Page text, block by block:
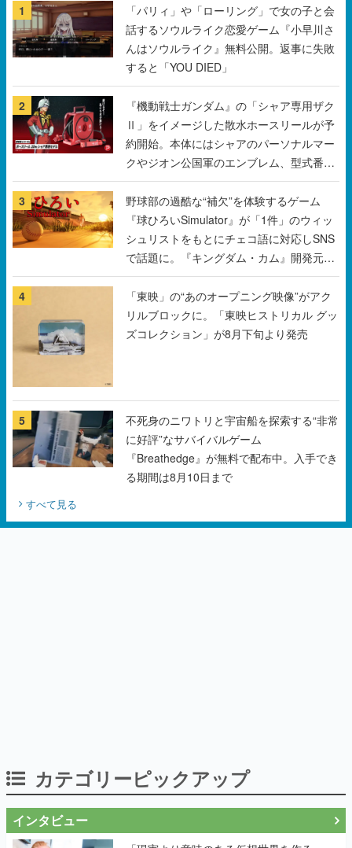
1
「パリィ」や「ローリング」で女の子と会
話するソウルライク恋愛ゲーム『小早川さ
んはソウルライク』無料公開。返事に失敗
すると「YOU DIED」
2
『機動戦士ガンダム』の「シャア専用ザク
Ⅱ」をイメージした散水ホースリールが予
約開始。本体にはシャアのパーソナルマー
クやジオン公国軍のエンブレム、型式番号
などを配置
3
野球部の過酷な“補欠”を体験するゲーム
『球ひろいSimulator』が「1件」のウィッ
シュリストをもとにチェコ語に対応しSNS
で話題に。『キングダム・カム』開発元や
チェコのプロ野球選手から称賛の声
4
「東映」の“あのオープニング映像”がアク
リルブロックに。「東映ヒストリカル グッ
ズコレクション」が8月下旬より発売
5
不死身のニワトリと宇宙船を探索する“非常
に好評”なサバイバルゲーム
『Breathedge』が無料で配布中。入手でき
る期間は8月10日まで
すべて見る
カテゴリーピックアップ
インタビュー